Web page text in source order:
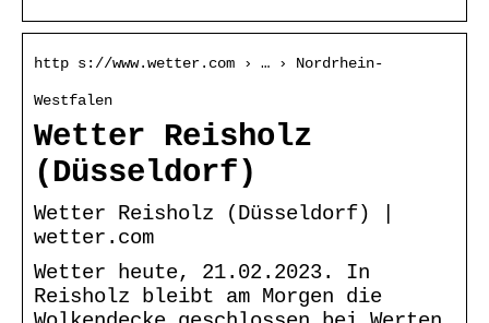
http s://www.wetter.com › … › Nordrhein-
Westfalen
Wetter Reisholz
(Düsseldorf)
Wetter Reisholz (Düsseldorf) |
wetter.com
Wetter heute, 21.02.2023. In
Reisholz bleibt am Morgen die